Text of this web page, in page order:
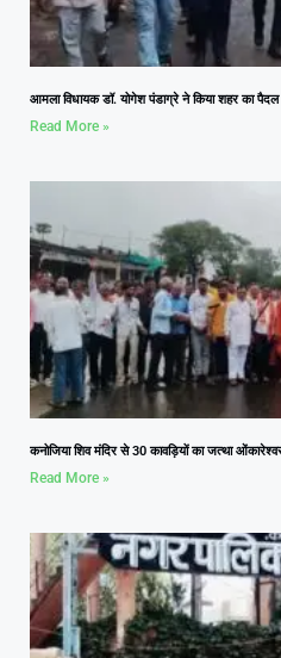
आमला विधायक डॉ. योगेश पंडाग्रे ने किया शहर का पैदल
Read More »
कनोजिया शिव मंदिर से 30 कावड़ियों का जत्था
Read More »